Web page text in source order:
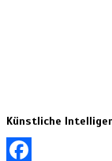
Künstliche